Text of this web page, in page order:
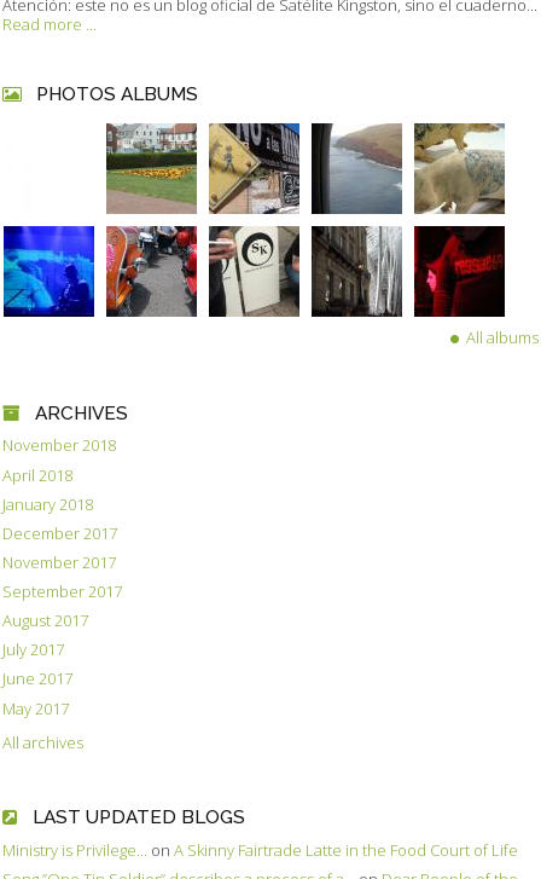
Atención: este no es un blog oficial de Satélite Kingston, sino el cuaderno...
Read more ...
PHOTOS ALBUMS
All albums
ARCHIVES
November 2018
April 2018
January 2018
December 2017
November 2017
September 2017
August 2017
July 2017
June 2017
May 2017
All archives
LAST UPDATED BLOGS
Ministry is Privilege... on A Skinny Fairtrade Latte in the Food Court of Life